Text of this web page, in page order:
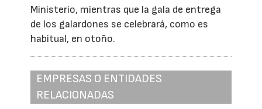
Ministerio, mientras que la gala de entrega
de los galardones se celebrará, como es
habitual, en otoño.
EMPRESAS O ENTIDADES
RELACIONADAS